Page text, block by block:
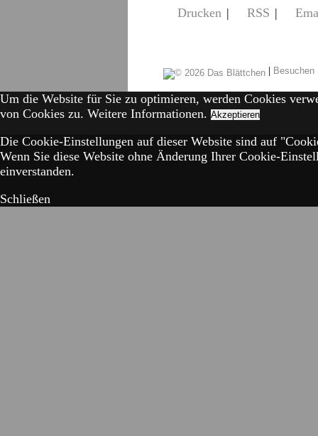
Drucken | RSS |
|
Um die Website für Sie zu optimieren, werden Cookies
von Cookies zu. Weitere Informationen. Akzeptieren
Die Cookie-Einstellungen auf dieser Website sind auf
Wenn Sie diese Website ohne Änderung Ihrer Cookie-
einverstanden.
Schließen